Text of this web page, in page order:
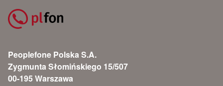
Peoplefone Polska S.A.
Zygmunta Słomińskiego 15/507
00-195 Warszawa